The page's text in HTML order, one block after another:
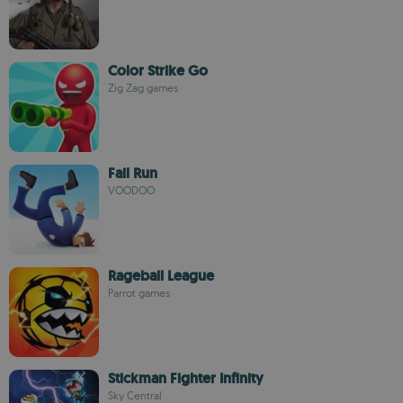
Color Strike Go
Zig Zag games
Fail Run
VOODOO
Rageball League
Parrot games
Stickman Fighter Infinity
Sky Central